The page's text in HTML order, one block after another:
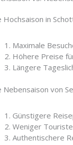
Hochsaison in
Maximale
Höhere Preise
Längere
Nebensaison von
Günstigere
Weniger
Authentischere